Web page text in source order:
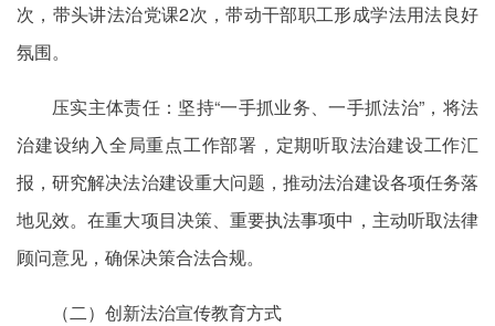
次，带头讲法治党课2次，带动干部职工形成学法用法良好
氛围。
压实主体责任：坚持“一手抓业务、一手抓法治”，将法
治建设纳入全局重点工作部署，定期听取法治建设工作汇
报，研究解决法治建设重大问题，推动法治建设各项任务落
地见效。在重大项目决策、重要执法事项中，主动听取法律
顾问意见，确保决策合法合规。
（二）创新法治宣传教育方式